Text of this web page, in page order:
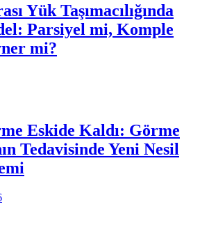
Yük Taşımacılığında
Parsiyel mi, Komple
mi?
Eskide Kaldı: Görme
Tedavisinde Yeni Nesil